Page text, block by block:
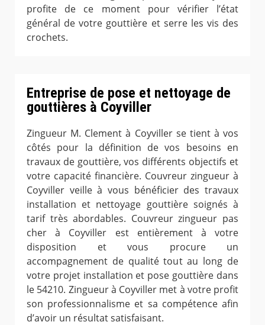
profite de ce moment pour vérifier l’état
général de votre gouttière et serre les vis des
crochets.
Entreprise de pose et nettoyage de
gouttières à Coyviller
Zingueur M. Clement à Coyviller se tient à vos
côtés pour la définition de vos besoins en
travaux de gouttière, vos différents objectifs et
votre capacité financière. Couvreur zingueur à
Coyviller veille à vous bénéficier des travaux
installation et nettoyage gouttière soignés à
tarif très abordables. Couvreur zingueur pas
cher à Coyviller est entièrement à votre
disposition et vous procure un
accompagnement de qualité tout au long de
votre projet installation et pose gouttière dans
le 54210. Zingueur à Coyviller met à votre profit
son professionnalisme et sa compétence afin
d’avoir un résultat satisfaisant.